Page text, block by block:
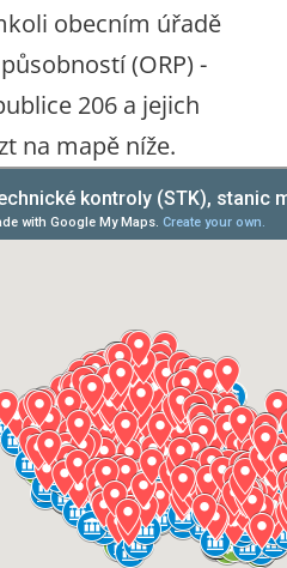
obecním úřadě
(ORP) -
206 a jejich
na mapě níže.